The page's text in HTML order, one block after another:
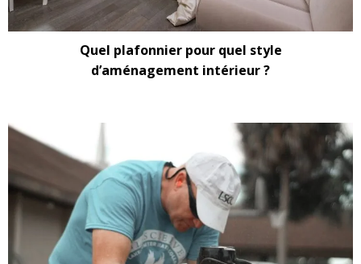
Quel plafonnier pour quel style
d’aménagement intérieur ?